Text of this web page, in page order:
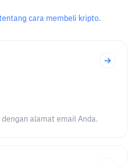
cara membeli kripto.
alamat email Anda.